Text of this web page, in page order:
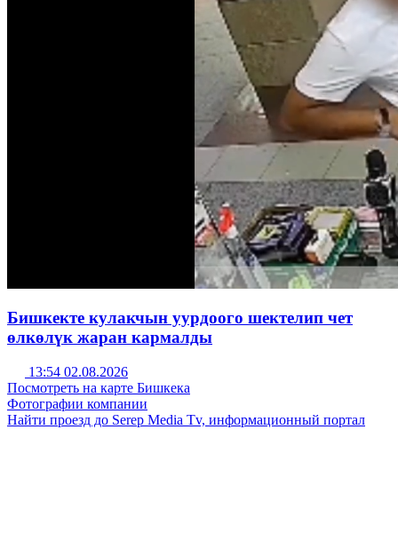
Бишкекте кулакчын уурдоого шектелип чет
өлкөлүк жаран кармалды
13:54 02.08.2026
Посмотреть на карте Бишкека
Фотографии компании
Найти проезд до Serep Media Tv, информационный портал